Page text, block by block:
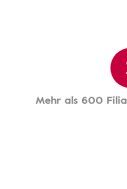
Mehr als 600